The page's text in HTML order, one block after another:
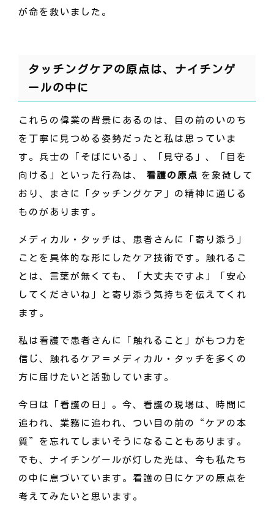
が命を救いました。
タッチングケアの原点は、ナイチンゲ
ールの中に
これらの偉業の背景にあるのは、目の前のいのち
を丁寧に見つめる姿勢だったと私は思っていま
す。兵士の「そばにいる」、「見守る」、「目を
向ける」といった行為は、
看護の原点 を象徴して
おり、まさに「タッチングケア」の精神に通じる
ものがあります。
メディカル・タッチは、患者さんに「寄り添う」
ことを具体的な形にしたケア技術です。触れるこ
とは、言葉が無くても、「大丈夫ですよ」「安心
してくださいね」と寄り添う気持ちを伝えてくれ
ます。
私は看護で患者さんに「触れること」がもつ力を
信じ、触れるケア＝メディカル・タッチを多くの
方に届けたいと活動しています。
今日は「看護の日」。今、看護の現場は、時間に
追われ、業務に追われ、つい目の前の“ケアの本
質”を忘れてしまいそうになることもあります。
でも、ナイチンゲールが灯した光は、今も私たち
の中に息づいています。看護の日にケアの原点を
考えてみたいと思います。